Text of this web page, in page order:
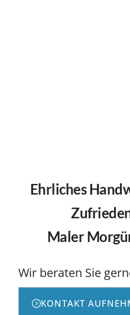
Ehrliches
Maler
Wir beraten Sie
KONTAKT